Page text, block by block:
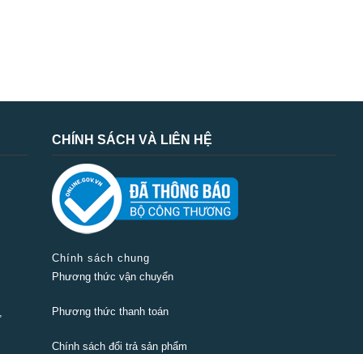
CHÍNH SÁCH VÀ LIÊN HỆ
Chính sách chung
Phương thức vận chuyển
Phương thức thanh toán
Chính sách đổi trả sản phẩm